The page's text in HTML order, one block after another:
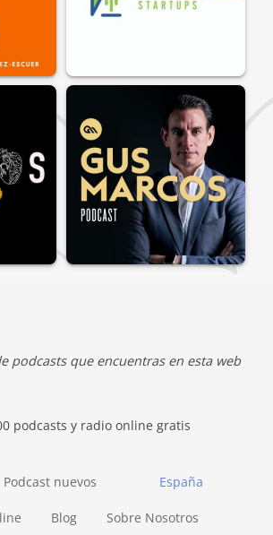
podcasts que encuentras en esta web
podcasts y radio online gratis
España
Podcast nuevos
Blog Sobre Nosotros